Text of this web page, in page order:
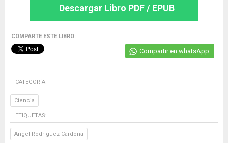
Descargar Libro PDF / EPUB
COMPARTE ESTE LIBRO:
Compartir en whatsApp
CATEGORÍA
Ciencia
ETIQUETAS:
Angel Rodriguez Cardona